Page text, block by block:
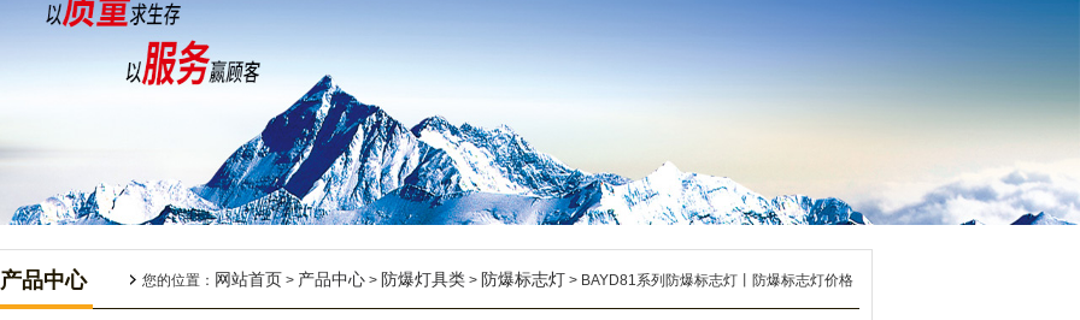
产品中心 您的位置： 网站首页 > 产品中心 > 防爆灯具类 > 防爆标志灯 > BAYD81系列防爆标志灯丨防爆标志灯价格